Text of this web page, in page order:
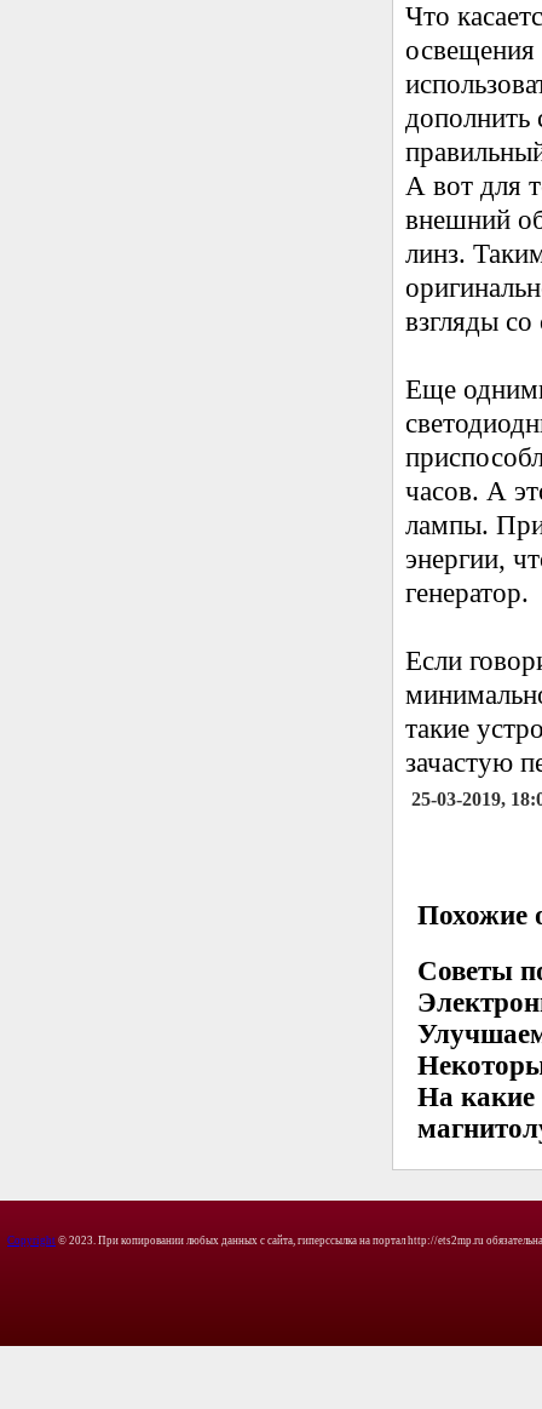
Что
освещения
А вот для
внешний
линз.
взгляды
Еще
часов. А
лампы.
энергии,
генератор.
Если
такие
зачастую
25-03-2019,
Похожие
Советы
На какие
Copyright © 2023. При копировании любых данных с сайта, гиперссылка на портал http://ets2mp.ru